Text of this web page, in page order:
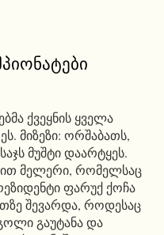
ქვეყნის ყველა
მიზეზი: ორშაბათს,
მუშტი დაარტყეს.
მელერი, რომელსაც
ფარუქ ქოჩა
შევარდა, როდესაც
გაუტანა და